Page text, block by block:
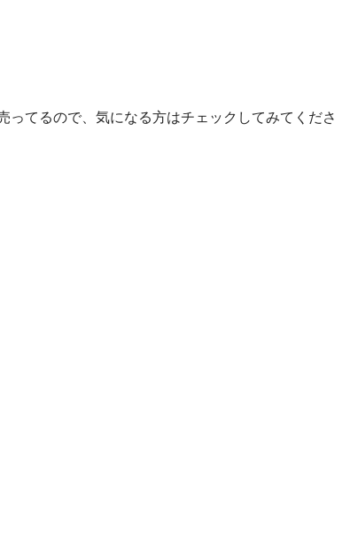
ってるので、気になる方はチェックしてみてくださ